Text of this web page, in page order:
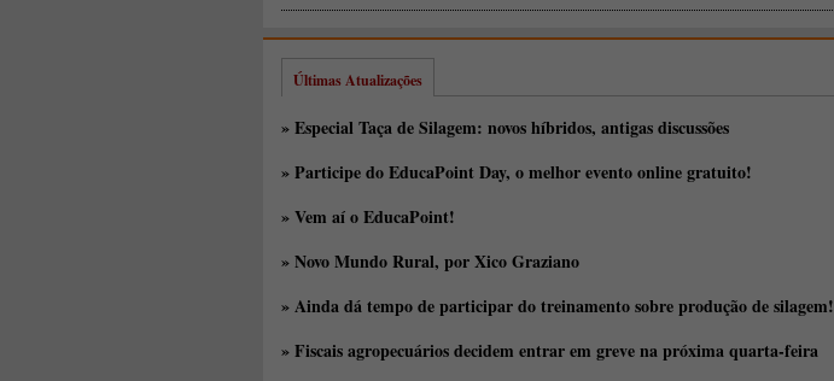
Últimas Atualizações
» Especial Taça de Silagem: novos híbridos, antigas discussões
» Participe do EducaPoint Day, o melhor evento online gratuito!
» Vem aí o EducaPoint!
» Novo Mundo Rural, por Xico Graziano
» Ainda dá tempo de participar do treinamento sobre produção de silagem!
» Fiscais agropecuários decidem entrar em greve na próxima quarta-feira